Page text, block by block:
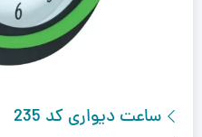
ساعت دیواری کد 235